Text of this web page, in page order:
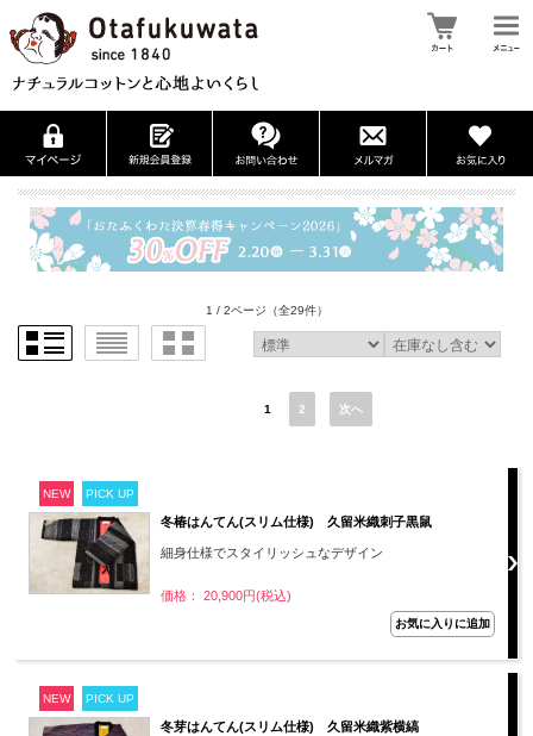
1 / 2ページ （全29件）
1 2 次へ
NEW PICK UP
冬椿はんてん(スリム仕様) 久留米織刺子黒鼠
細身仕様でスタイリッシュなデザイン
価格： 20,900円(税込)
NEW PICK UP
冬芽はんてん(スリム仕様) 久留米織紫横縞